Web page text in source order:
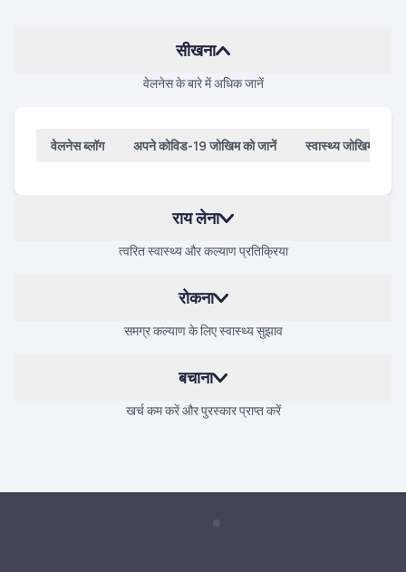
सीखना
वेलनेस के बारे में अधिक जानें
वेलनेस ब्लॉग अपने कोविड-19 जोखिम को जानें स्वास्थ्य जोखिम
राय लेना
त्वरित स्वास्थ्य और कल्याण प्रतिक्रिया
रोकना
समग्र कल्याण के लिए स्वास्थ्य सुझाव
बचाना
खर्च कम करें और पुरस्कार प्राप्त करें